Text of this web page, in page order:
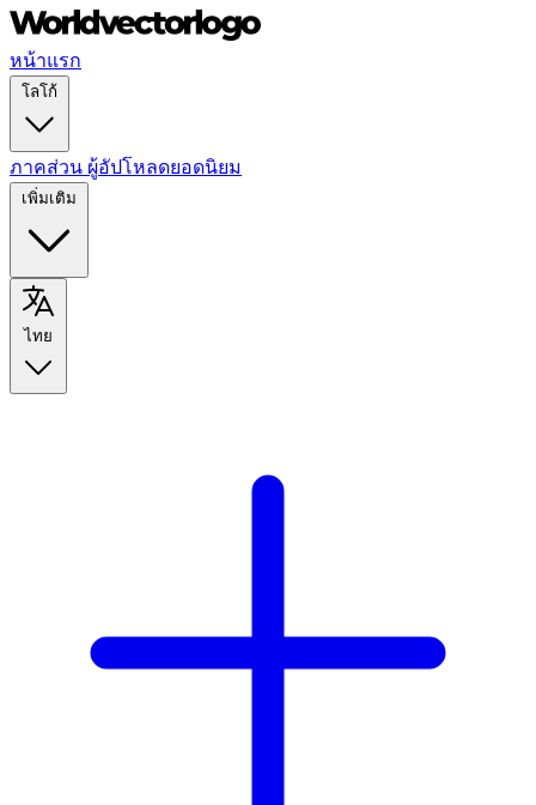
หน้าแรก
โลโก้
ภาคส่วน ผู้อัปโหลดยอดนิยม
เพิ่มเติม
ไทย